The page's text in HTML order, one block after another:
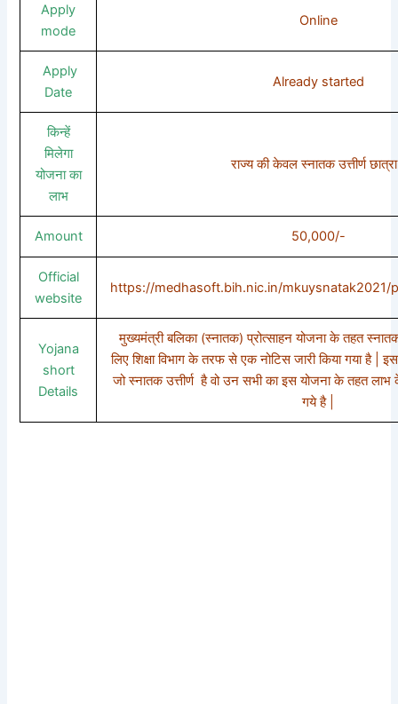
Apply
mode
Online
Apply
Date
Already started
किन्हें
मिलेगा
योजना का
लाभ
राज्य की केवल स्नातक उत्तीर्ण
Amount 50,000/-
Official
website
https://medhasoft.bih.nic.in/mkuysnatak2021/
Yojana
short
Details
मुख्यमंत्री बलिका (स्नातक) प्रोत्साहन योजना के तहत
लिए शिक्षा विभाग के तरफ से एक नोटिस जारी किया गया है |
जो स्नातक उत्तीर्ण है वो उन सभी का इस योजना के तहत
गये है |